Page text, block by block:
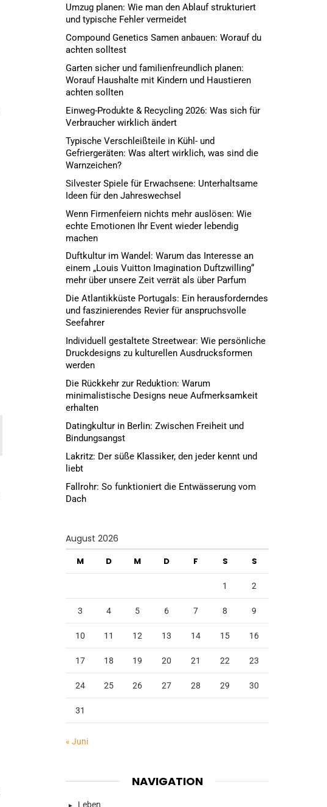
Umzug planen: Wie man den Ablauf strukturiert
und typische Fehler vermeidet
Compound Genetics Samen anbauen: Worauf du
achten solltest
Garten sicher und familienfreundlich planen:
Worauf Haushalte mit Kindern und Haustieren
achten sollten
Einweg-Produkte & Recycling 2026: Was sich für
Verbraucher wirklich ändert
Typische Verschleißteile in Kühl- und
Gefriergeräten: Was altert wirklich, was sind die
Warnzeichen?
Silvester Spiele für Erwachsene: Unterhaltsame
Ideen für den Jahreswechsel
Wenn Firmenfeiern nichts mehr auslösen: Wie
echte Emotionen Ihr Event wieder lebendig
machen
Duftkultur im Wandel: Warum das Interesse an
einem „Louis Vuitton Imagination Duftzwilling“
mehr über unsere Zeit verrät als über Parfum
Die Atlantikküste Portugals: Ein herausforderndes
und faszinierendes Revier für anspruchsvolle
Seefahrer
Individuell gestaltete Streetwear: Wie persönliche
Druckdesigns zu kulturellen Ausdrucksformen
werden
Die Rückkehr zur Reduktion: Warum
minimalistische Designs neue Aufmerksamkeit
erhalten
Datingkultur in Berlin: Zwischen Freiheit und
Bindungsangst
Lakritz: Der süße Klassiker, den jeder kennt und
liebt
Fallrohr: So funktioniert die Entwässerung vom
Dach
August 2026
M D M D F S S
1 2
3 4 5 6 7 8 9
10 11 12 13 14 15 16
17 18 19 20 21 22 23
24 25 26 27 28 29 30
31
« Juni
NAVIGATION
Leben